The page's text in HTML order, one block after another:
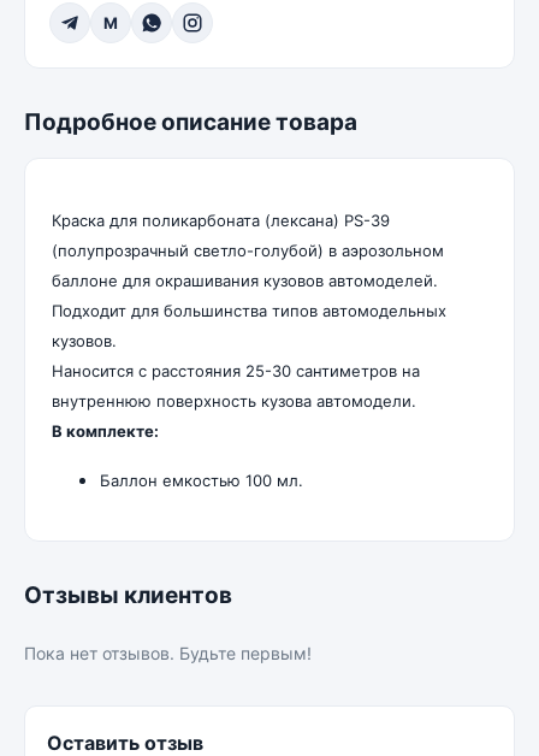
M
Подробное описание товара
Краска для поликарбоната (лексана) PS-39
(полупрозрачный светло-голубой) в аэрозольном
баллоне для окрашивания кузовов автомоделей.
Подходит для большинства типов автомодельных
кузовов.
Наносится с расстояния 25-30 сантиметров на
внутреннюю поверхность кузова автомодели.
В комплекте:
Баллон емкостью 100 мл.
Отзывы клиентов
Пока нет отзывов. Будьте первым!
Оставить отзыв